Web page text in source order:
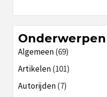
Onderwerpen
Algemeen(69)
Artikelen(101)
Autorijden(7)